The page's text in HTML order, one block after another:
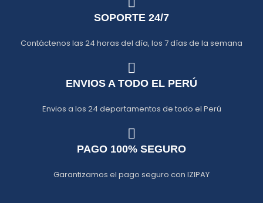
SOPORTE 24/7
Contáctenos las 24 horas del día, los 7 días de la semana
ENVIOS A TODO EL PERÚ
Envios a los 24 departamentos de todo el Perú
PAGO 100% SEGURO
Garantizamos el pago seguro con IZIPAY